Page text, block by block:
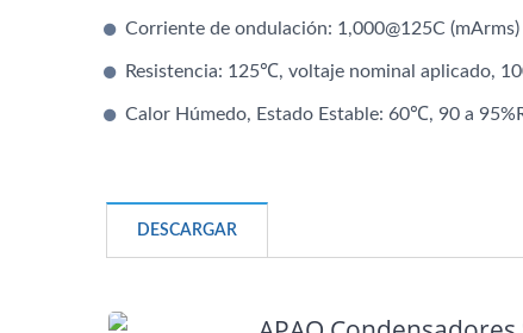
Corriente de ondulación: 1,000@125C (mArms)
Resistencia: 125℃, voltaje nominal aplicado,
Calor Húmedo, Estado Estable: 60℃, 90 a
DESCARGAR